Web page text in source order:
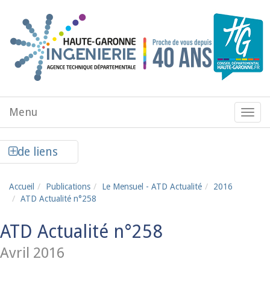
Menu
de
Menu
de liens
Accueil Publications Le Mensuel - ATD Actualité
2016
ATD Actualité n°258
ATD Actualité n°258
Avril 2016